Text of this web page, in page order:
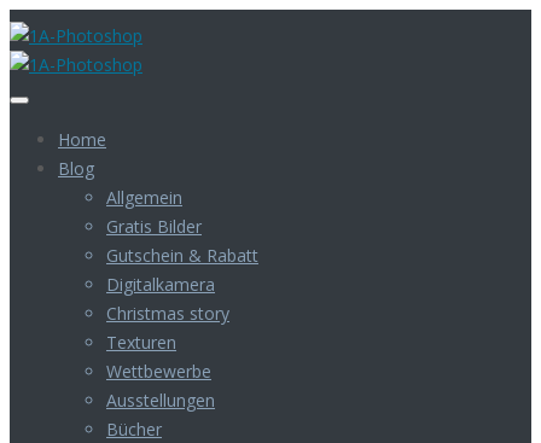
Home
Blog
Allgemein
Gratis Bilder
Gutschein & Rabatt
Digitalkamera
Christmas story
Texturen
Wettbewerbe
Ausstellungen
Bücher